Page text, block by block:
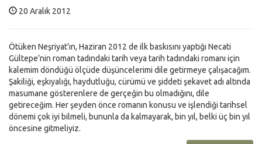
20 Aralık 2012
Ötüken Neşriyat’ın, Haziran 2012 de ilk baskısını yaptığı Necati
Gültepe’nin roman tadındaki tarih veya tarih tadındaki romanı için
kalemim döndüğü ölçüde düşüncelerimi dile getirmeye çalışacağım.
Şakiliği, eşkıyalığı, haydutluğu, cürümü ve şiddeti şekavet adı altında
masumane gösterenlere de gerçeğin bu olmadığını, dile
getireceğim. Her şeyden önce romanın konusu ve işlendiği tarihsel
dönemi çok iyi bilmeli, bununla da kalmayarak, bin yıl, belki üç bin yıl
öncesine gitmeliyiz.